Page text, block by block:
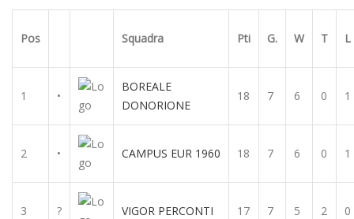
Pos Squadra Pti G. W T L
1 •
BOREALE
DONORIONE
18 7 6 0 1
2 • CAMPUS EUR 1960 18 7 6 0 1
3 ? VIGOR PERCONTI 17 7 5 2 0